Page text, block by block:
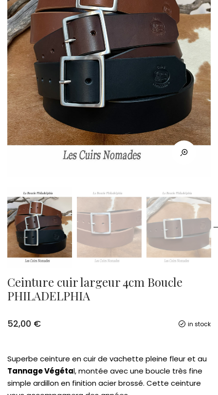
Ceinture cuir largeur 4cm Boucle
PHILADELPHIA
in stock
52,00 €
Superbe ceinture en cuir de vachette pleine fleur et au
Tannage Végétal, montée avec une boucle très fine
simple ardillon en finition acier brossé. Cette ceinture